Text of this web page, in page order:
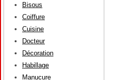
Bisous
Coiffure
Cuisine
Docteur
Décoration
Habillage
Manucure